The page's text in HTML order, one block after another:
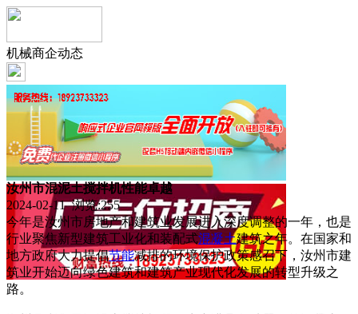
机械商企动态
汝州市混泥土搅拌机性能卓越
2024-02-11 浏览:255
今年是汝州市房地产和建筑业发展进入深度调整的一年，也是
行业聚焦新型建筑工业化和装配式混凝土建筑之年。在国家和
地方政府大力提倡节能减排的环境保护政策感召下，汝州市建
筑业开始迈向绿色建筑和建筑产业现代化发展的转型升级之
路。